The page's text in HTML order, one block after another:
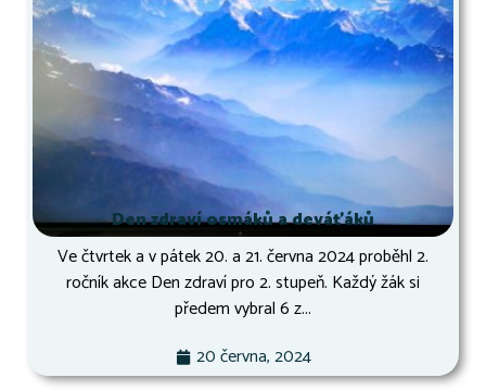
Den zdraví osmáků a deváťáků
Ve čtvrtek a v pátek 20. a 21. června 2024 proběhl 2.
ročník akce Den zdraví pro 2. stupeň. Každý žák si
předem vybral 6 z...
20 června, 2024